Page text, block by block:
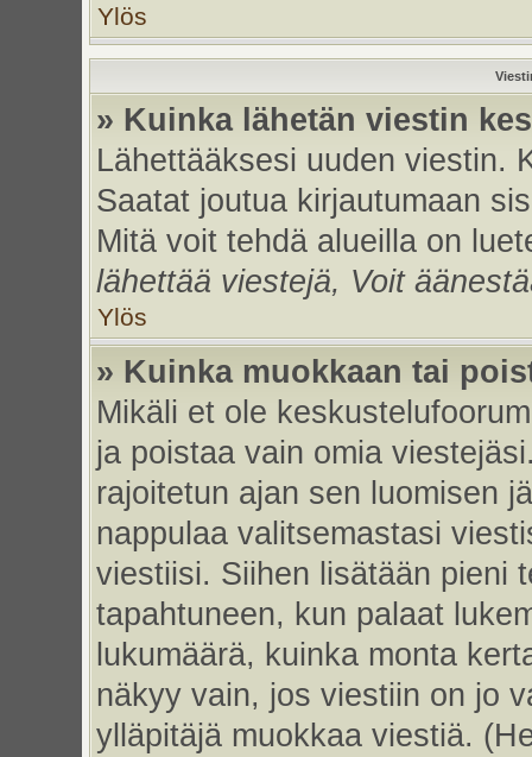
Ylös
» Kuinka lähetän viestin
Lähettääksesi uuden viestin.
Saatat joutua kirjautumaan
Mitä voit tehdä alueilla on
lähettää viestejä, Voit
Ylös
» Kuinka muokkaan tai
Mikäli et ole
ja poistaa vain omia
rajoitetun ajan sen luomisen
nappulaa valitsemastasi
viestiisi. Siihen lisätään pieni
tapahtuneen, kun palaat
lukumäärä, kuinka monta
näkyy vain, jos viestiin on jo
ylläpitäjä muokkaa viestiä.